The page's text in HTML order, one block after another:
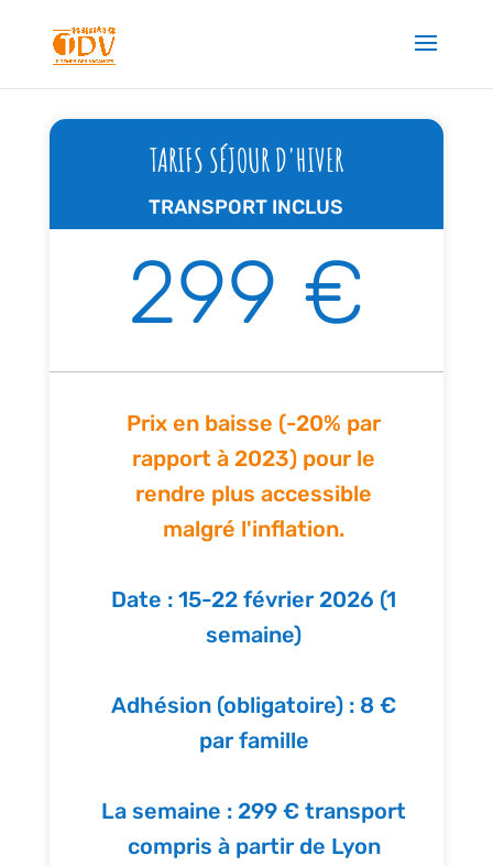
TARIFS SÉJOUR D'HIVER
TRANSPORT INCLUS
299 €
Prix en baisse (-20% par
rapport à 2023) pour le
rendre plus accessible
malgré l'inflation.
Date : 15-22 février 2026 (1
semaine)
Adhésion (obligatoire) : 8 €
par famille
La semaine : 299 € transport
compris à partir de Lyon